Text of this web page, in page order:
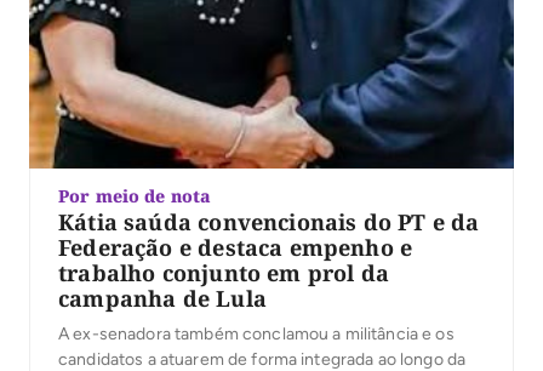
Por meio de nota
Kátia saúda convencionais do PT e da
Federação e destaca empenho e
trabalho conjunto em prol da
campanha de Lula
A ex-senadora também conclamou a militância e os
candidatos a atuarem de forma integrada ao longo da